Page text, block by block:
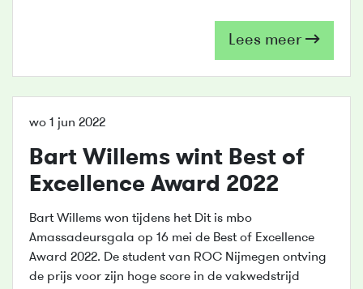
Lees meer
wo 1 jun 2022
Bart Willems wint Best of
Excellence Award 2022
Bart Willems won tijdens het Dit is mbo
Amassadeursgala op 16 mei de Best of Excellence
Award 2022. De student van ROC Nijmegen ontving
de prijs voor zijn hoge score in de vakwedstrijd